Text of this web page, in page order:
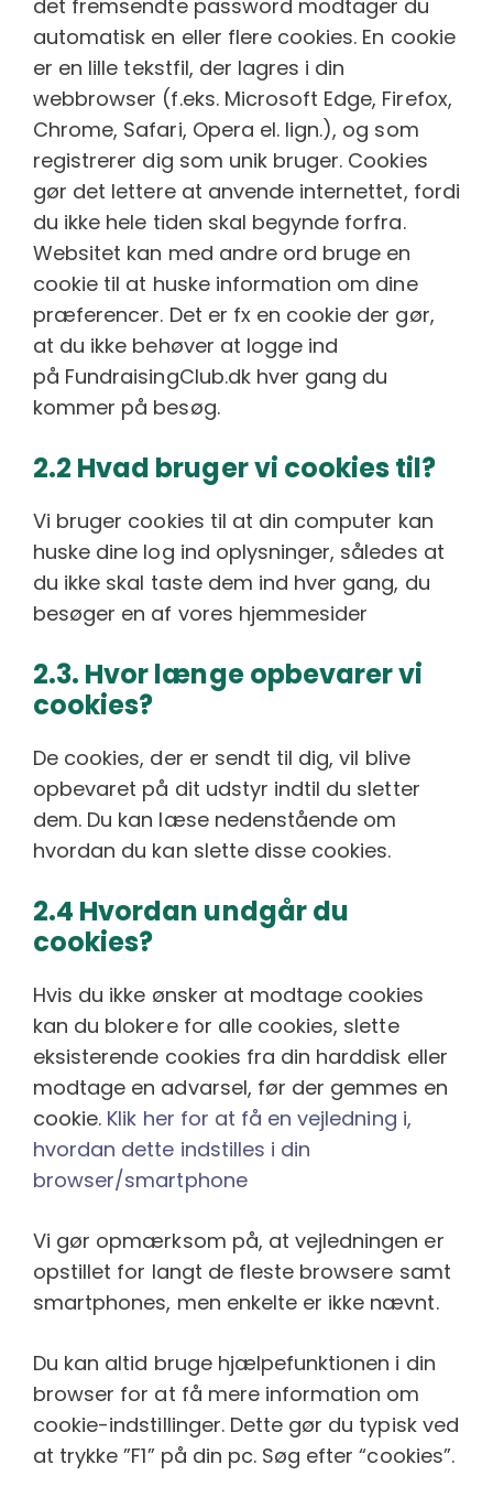
det fremsendte password modtager du
automatisk en eller flere cookies. En cookie
er en lille tekstfil, der lagres i din
webbrowser (f.eks. Microsoft Edge, Firefox,
Chrome, Safari, Opera el. lign.), og som
registrerer dig som unik bruger. Cookies
gør det lettere at anvende internettet, fordi
du ikke hele tiden skal begynde forfra.
Websitet kan med andre ord bruge en
cookie til at huske information om dine
præferencer. Det er fx en cookie der gør,
at du ikke behøver at logge ind
på FundraisingClub.dk hver gang du
kommer på besøg.
2.2 Hvad bruger vi cookies til?
Vi bruger cookies til at din computer kan
huske dine log ind oplysninger, således at
du ikke skal taste dem ind hver gang, du
besøger en af vores hjemmesider
2.3. Hvor længe opbevarer vi
cookies?
De cookies, der er sendt til dig, vil blive
opbevaret på dit udstyr indtil du sletter
dem. Du kan læse nedenstående om
hvordan du kan slette disse cookies.
2.4 Hvordan undgår du
cookies?
Hvis du ikke ønsker at modtage cookies
kan du blokere for alle cookies, slette
eksisterende cookies fra din harddisk eller
modtage en advarsel, før der gemmes en
cookie. Klik her for at få en vejledning i,
hvordan dette indstilles i din
browser/smartphone
Vi gør opmærksom på, at vejledningen er
opstillet for langt de fleste browsere samt
smartphones, men enkelte er ikke nævnt.
Du kan altid bruge hjælpefunktionen i din
browser for at få mere information om
cookie-indstillinger. Dette gør du typisk ved
at trykke ”F1” på din pc. Søg efter “cookies”.